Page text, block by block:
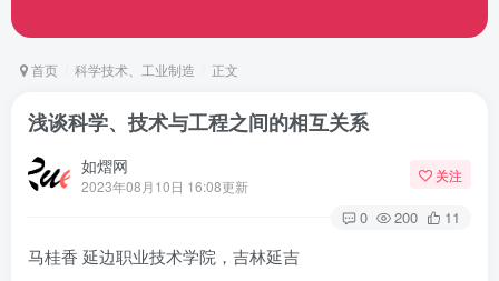
首页 科学技术、工业制造 正文
浅谈科学、技术与工程之间的相互关系
如熠网
2023年08月10日 16:08更新
关注
0 200 11
马桂香 延边职业技术学院，吉林延吉